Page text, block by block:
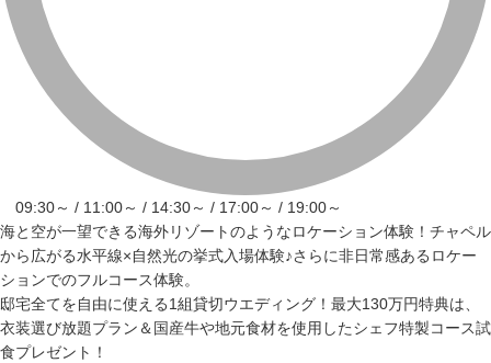
09:30～ / 11:00～ / 14:30～ / 17:00～ / 19:00～
海と空が一望できる海外リゾートのようなロケーション体験！チャペル
から広がる水平線×自然光の挙式入場体験♪さらに非日常感あるロケー
ションでのフルコース体験。
邸宅全てを自由に使える1組貸切ウエディング！最大130万円特典は、
衣装選び放題プラン＆国産牛や地元食材を使用したシェフ特製コース試
食プレゼント！